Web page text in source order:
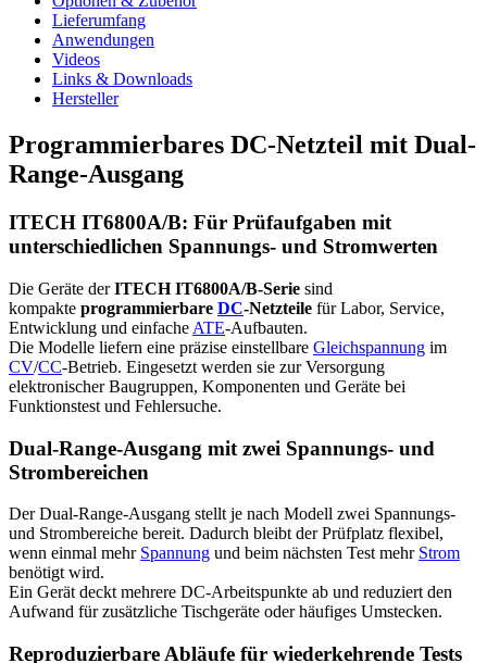
Lieferumfang
Anwendungen
Videos
Links & Downloads
Hersteller
Programmierbares DC-Netzteil mit Dual-
Range-Ausgang
ITECH IT6800A/B: Für Prüfaufgaben mit
unterschiedlichen Spannungs- und Stromwerten
Die Geräte derITECH IT6800A/B-Serie sind
kompakte programmierbare DC-Netzteile für Labor, Service,
Entwicklung und einfache ATE-Aufbauten.
Die Modelle liefern eine präzise einstellbare Gleichspannung im
CV/CC-Betrieb. Eingesetzt werden sie zur Versorgung
elektronischer Baugruppen, Komponenten und Geräte bei
Funktionstest und Fehlersuche.
Dual-Range-Ausgang mit zwei Spannungs- und
Strombereichen
Der Dual-Range-Ausgang stellt je nach Modell zwei Spannungs-
und Strombereiche bereit. Dadurch bleibt der Prüfplatz flexibel,
wenn einmal mehr Spannung und beim nächsten Test mehr Strom
benötigt wird.
Ein Gerät deckt mehrere DC-Arbeitspunkte ab und reduziert den
Aufwand für zusätzliche Tischgeräte oder häufiges Umstecken.
Reproduzierbare Abläufe für wiederkehrende Tests